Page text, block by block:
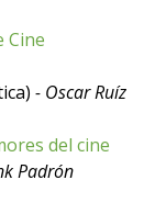
Cine
- Oscar Ruíz
del cine
Padrón